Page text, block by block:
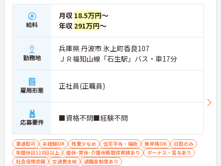
給料
月収 18.5万円～
年収 291万円～
勤務地
兵庫県 丹波市 氷上町香良107
ＪＲ福知山線「石生駅」バス・車17分
雇用形態 正社員(正職員)
応募要件 ■資格不問■経験不問
車通勤可 未経験OK 残業少なめ 住宅手当・補助 無資格OK
日勤のみ
年間休日110日以上
産休･育休･介護休暇取得実績あり
ボーナス・賞与あり
社会保険完備
交通費支給 退職金制度あり